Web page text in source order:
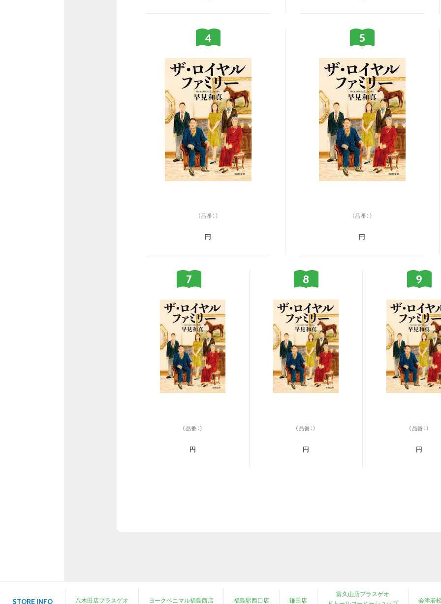
（品番：）
円
（品番：）
円
（品番：）
円
（品番：）
円
（品番：）
円
STORE INFO 八木田店プラスゲオ ヨークベニマル福島西店 福島駅西口店 鎌田店
富久山店プラスゲオ
会津若